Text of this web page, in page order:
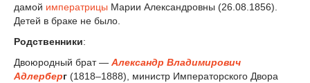
дамой императрицы Марии Александровны (26.08.1856).
Детей в браке не было.
Родственники:
Двоюродный брат — Александр Владимирович
Адлерберг (1818–1888), министр Императорского Двора